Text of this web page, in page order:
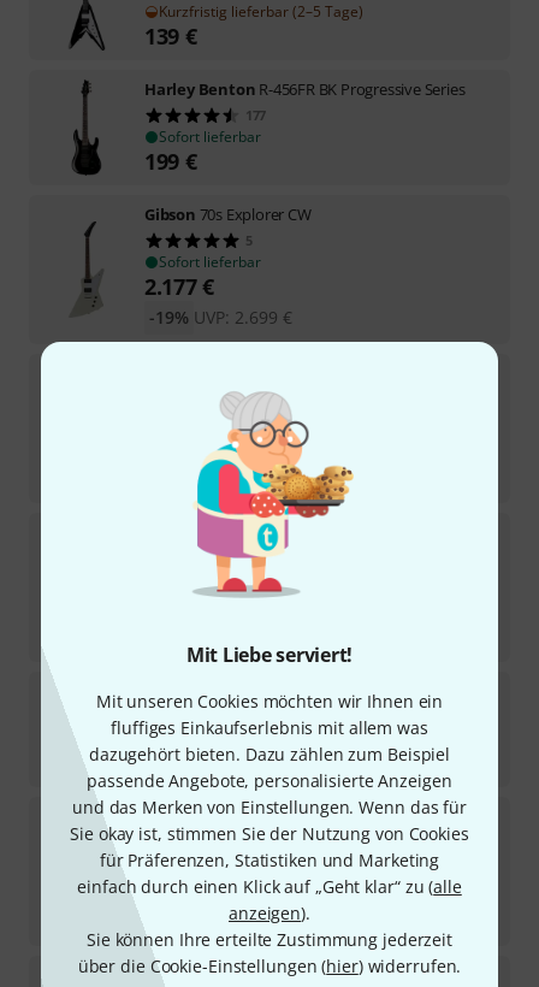
Mit Liebe serviert!
Mit unseren Cookies möchten wir Ihnen ein
fluffiges Einkaufserlebnis mit allem was
dazugehört bieten. Dazu zählen zum Beispiel
passende Angebote, personalisierte Anzeigen
und das Merken von Einstellungen. Wenn das für
Sie okay ist, stimmen Sie der Nutzung von Cookies
für Präferenzen, Statistiken und Marketing
einfach durch einen Klick auf „Geht klar“ zu (alle
anzeigen).
Sie können Ihre erteilte Zustimmung jederzeit
über die Cookie-Einstellungen (hier) widerrufen.
Kurzfristig lieferbar (2–5 Tage)
139 €
Harley Benton R-456FR BK Progressive Series
177
Sofort lieferbar
199 €
Gibson 70s Explorer CW
5
Sofort lieferbar
2.177€
UVP: 2.699 €
-19%
Sofort lieferbar
€
UVP: 2.159 €
RRX24 Black with Yellow Bevels
39
Sofort lieferbar
€
Custom 1971 Medallion V Re MC
Lieferbar in mehreren Monaten
4.899 €
ESP James Hetfield Vulture OW
Sofort lieferbar
4.298€
UVP:6.699 €
Solar GuitarsSBR1.6VC+ Vacillator Gloss